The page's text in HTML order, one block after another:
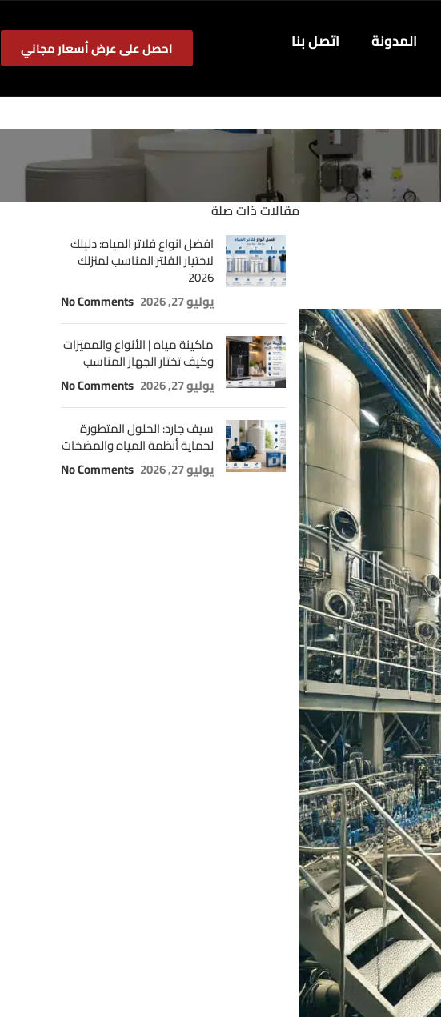
المدونة اتصل بنا احصل على عرض أسعار مجاني
مقالات ذات صلة
افضل انواع فلاتر المياه: دليلك
لاختيار الفلتر المناسب لمنزلك
2026
يوليو 27, 2026
No Comments
ماكينة مياه | الأنواع والمميزات
وكيف تختار الجهاز المناسب
يوليو 27, 2026
No Comments
سيف جارد: الحلول المتطورة
لحماية أنظمة المياه والمضخات
يوليو 27, 2026
No Comments